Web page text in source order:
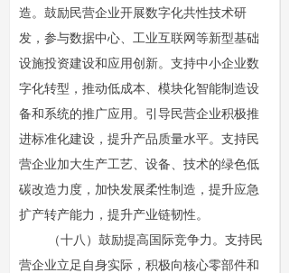
造。鼓励民营企业开展数字化共性技术研
发，参与数据中心、工业互联网等新型基础
设施投资建设和应用创新。支持中小企业数
字化转型，推动低成本、模块化智能制造设
备和系统的推广应用。引导民营企业积极推
进标准化建设，提升产品质量水平。支持民
营企业加大生产工艺、设备、技术的绿色低
碳改造力度，加快发展柔性制造，提升应急
扩产转产能力，提升产业链韧性。
（十八）鼓励提高国际竞争力。支持民
营企业立足自身实际，积极向核心零部件和